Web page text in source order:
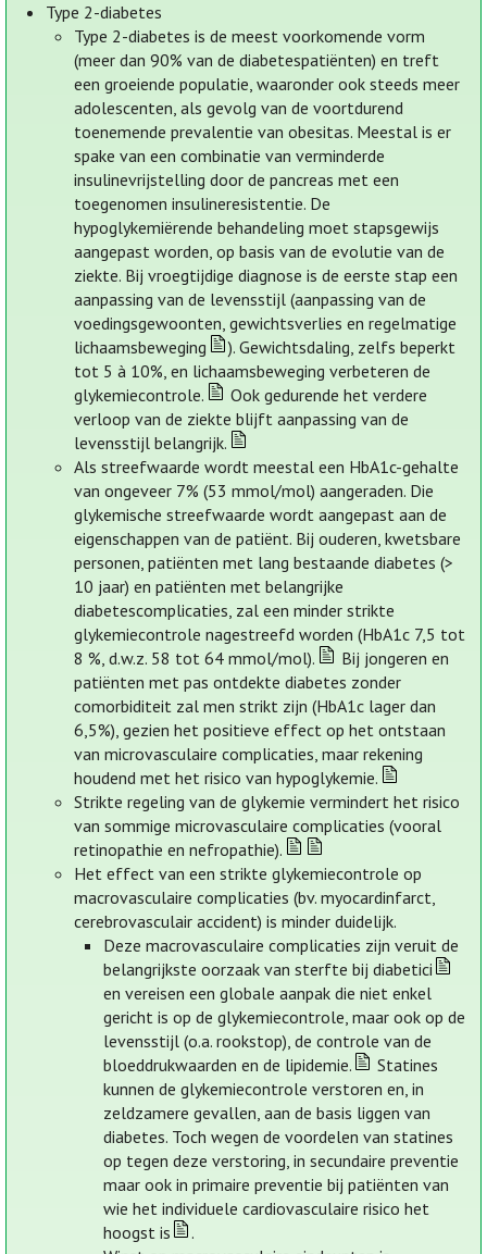
Type 2-diabetes
Type 2-diabetes is de meest voorkomende vorm
(meer dan 90% van de diabetespatiënten) en treft
een groeiende populatie, waaronder ook steeds meer
adolescenten, als gevolg van de voortdurend
toenemende prevalentie van obesitas. Meestal is er
spake van een combinatie van verminderde
insulinevrijstelling door de pancreas met een
toegenomen insulineresistentie. De
hypoglykemiërende behandeling moet stapsgewijs
aangepast worden, op basis van de evolutie van de
ziekte. Bij vroegtijdige diagnose is de eerste stap een
aanpassing van de levensstijl (aanpassing van de
voedingsgewoonten, gewichtsverlies en regelmatige
lichaamsbeweging
). Gewichtsdaling, zelfs beperkt
tot 5 à 10%, en lichaamsbeweging verbeteren de
glykemiecontrole.
Ook gedurende het verdere
verloop van de ziekte blijft aanpassing van de
levensstijl belangrijk.
Als streefwaarde wordt meestal een HbA1c-gehalte
van ongeveer 7% (53 mmol/mol) aangeraden. Die
glykemische streefwaarde wordt aangepast aan de
eigenschappen van de patiënt. Bij ouderen, kwetsbare
personen, patiënten met lang bestaande diabetes (>
10 jaar) en patiënten met belangrijke
diabetescomplicaties, zal een minder strikte
glykemiecontrole nagestreefd worden (HbA1c 7,5 tot
8 %, d.w.z. 58 tot 64 mmol/mol).
Bij jongeren en
patiënten met pas ontdekte diabetes zonder
comorbiditeit zal men strikt zijn (HbA1c lager dan
6,5%), gezien het positieve effect op het ontstaan
van microvasculaire complicaties, maar rekening
houdend met het risico van hypoglykemie.
Strikte regeling van de glykemie vermindert het risico
van sommige microvasculaire complicaties (vooral
retinopathie en nefropathie).
Het effect van een strikte glykemiecontrole op
macrovasculaire complicaties (bv. myocardinfarct,
cerebrovasculair accident) is minder duidelijk.
Deze macrovasculaire complicaties zijn veruit de
belangrijkste oorzaak van sterfte bij diabetici
en vereisen een globale aanpak die niet enkel
gericht is op de glykemiecontrole, maar ook op de
levensstijl (o.a. rookstop), de controle van de
bloeddrukwaarden en de lipidemie.
Statines
kunnen de glykemiecontrole verstoren en, in
zeldzamere gevallen, aan de basis liggen van
diabetes. Toch wegen de voordelen van statines
op tegen deze verstoring, in secundaire preventie
maar ook in primaire preventie bij patiënten van
wie het individuele cardiovasculaire risico het
hoogst is
.